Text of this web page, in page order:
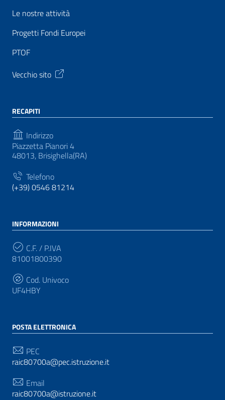
Le nostre attività
Progetti Fondi Europei
PTOF
Vecchio sito
RECAPITI
Indirizzo
Piazzetta Pianori 4
48013, Brisighella(RA)
Telefono
(+39) 0546 81214
INFORMAZIONI
C.F. / P.IVA
81001800390
Cod. Univoco
UF4HBY
POSTA ELETTRONICA
PEC
raic80700a@pec.istruzione.it
Email
raic80700a@istruzione.it